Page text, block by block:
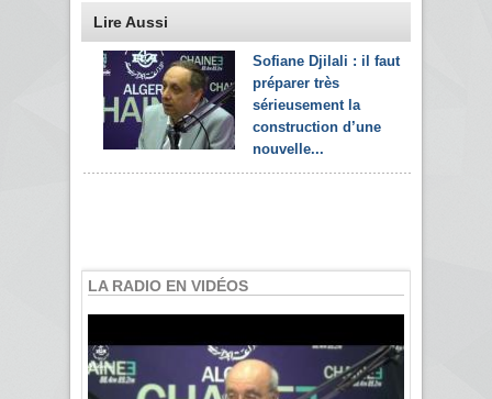
Lire Aussi
Sofiane Djilali : il faut
préparer très
sérieusement la
construction d’une
nouvelle...
LA RADIO EN VIDÉOS